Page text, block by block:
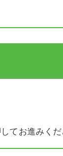
てお進みくだ